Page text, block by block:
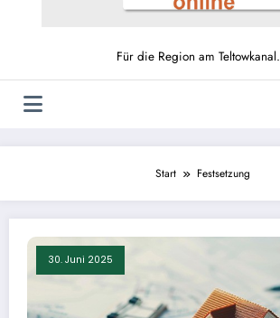
Für die Region am Teltowkanal.
Start Festsetzung
30. Juni 2025